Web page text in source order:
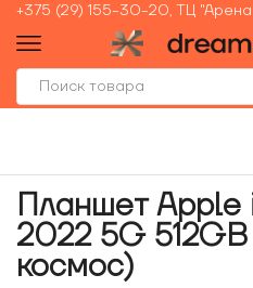
+375 (29) 155-30-20, ТЦ
Планшет Apple
2022 5G
космос)